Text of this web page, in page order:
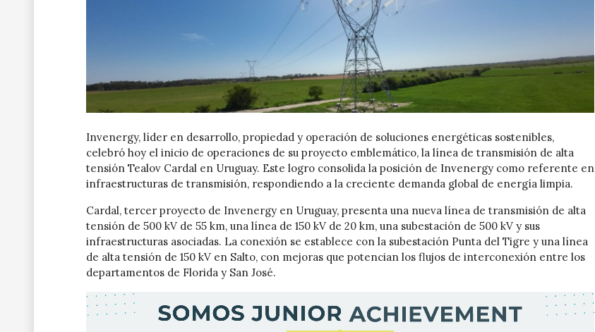
Invenergy, líder en desarrollo, propiedad y operación de soluciones energéticas sostenibles,
celebró hoy el inicio de operaciones de su proyecto emblemático, la línea de transmisión de alta
tensión Tealov Cardal en Uruguay. Este logro consolida la posición de Invenergy como referente en
infraestructuras de transmisión, respondiendo a la creciente demanda global de energía limpia.
Cardal, tercer proyecto de Invenergy en Uruguay, presenta una nueva línea de transmisión de alta
tensión de 500 kV de 55 km, una línea de 150 kV de 20 km, una subestación de 500 kV y sus
infraestructuras asociadas. La conexión se establece con la subestación Punta del Tigre y una línea
de alta tensión de 150 kV en Salto, con mejoras que potencian los flujos de interconexión entre los
departamentos de Florida y San José.